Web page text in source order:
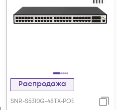
Распродажа
SNR-S5310G-48TX-POE